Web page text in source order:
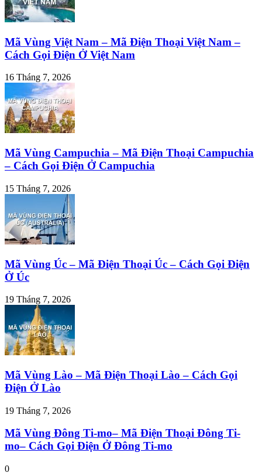
Mã Vùng Việt Nam – Mã Điện Thoại Việt Nam –
Cách Gọi Điện Ở Việt Nam
16 Tháng 7, 2026
Mã Vùng Campuchia – Mã Điện Thoại Campuchia
– Cách Gọi Điện Ở Campuchia
15 Tháng 7, 2026
Mã Vùng Úc – Mã Điện Thoại Úc – Cách Gọi Điện
Ở Úc
19 Tháng 7, 2026
Mã Vùng Lào – Mã Điện Thoại Lào – Cách Gọi
Điện Ở Lào
19 Tháng 7, 2026
Mã Vùng Đông Ti-mo– Mã Điện Thoại Đông Ti-
mo– Cách Gọi Điện Ở Đông Ti-mo
0